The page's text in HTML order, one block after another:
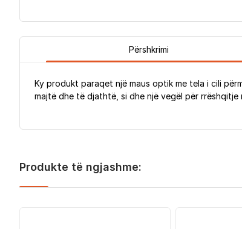
Përshkrimi
Ky produkt paraqet një maus optik me tela i cili
majtë dhe të djathtë, si dhe një vegël për
Produkte të ngjashme: